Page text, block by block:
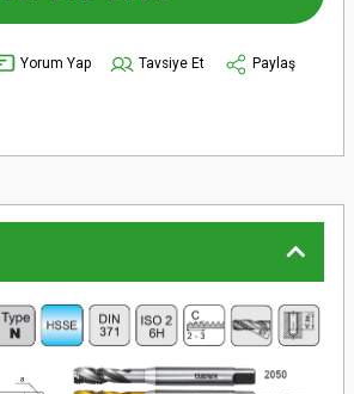
Yorum Yap Tavsiye Et
Paylaş